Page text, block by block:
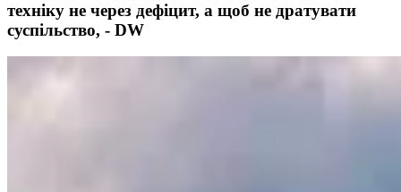
техніку не через дефіцит, а щоб не дратувати
суспільство, - DW